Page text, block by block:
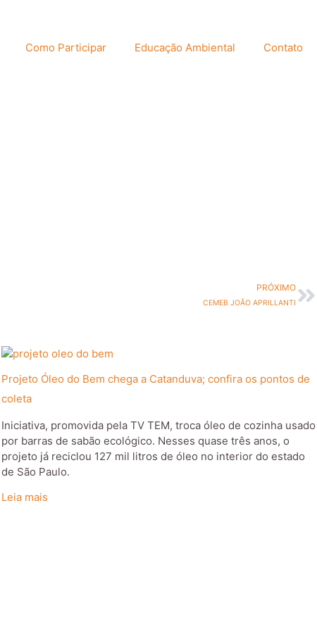
Como Participar Educação Ambiental Contato
PRÓXIMO
CEMEB JOÃO APRILLANTI
Projeto Óleo do Bem chega a Catanduva; confira os pontos de
coleta
Iniciativa, promovida pela TV TEM, troca óleo de cozinha usado
por barras de sabão ecológico. Nesses quase três anos, o
projeto já reciclou 127 mil litros de óleo no interior do estado
de São Paulo.
Leia mais